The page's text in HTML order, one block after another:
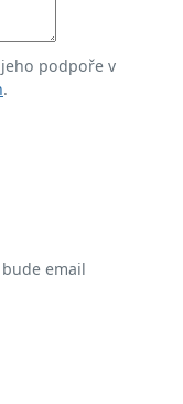
podpoře v
.
email